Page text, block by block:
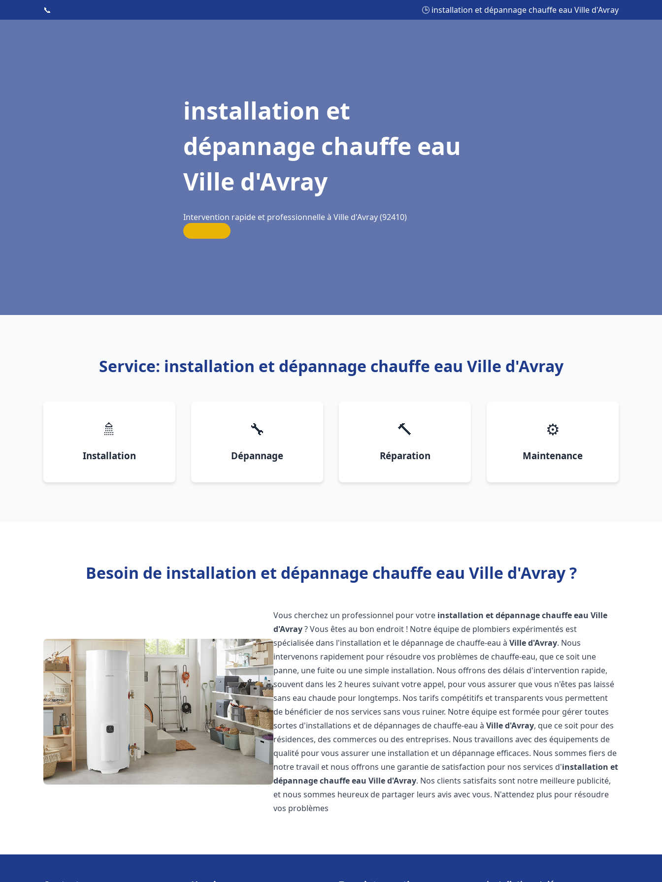
📞 🕒 installation et dépannage chauffe eau Ville d'Avray
installation et
dépannage chauffe eau
Ville d'Avray
Intervention rapide et professionnelle à Ville d'Avray (92410)
Service: installation et dépannage chauffe eau Ville d'Avray
🚿
Installation
🔧
Dépannage
🔨
Réparation
⚙️
Maintenance
Besoin de installation et dépannage chauffe eau Ville d'Avray ?
Vous cherchez un professionnel pour votre installation et dépannage chauffe eau Ville
d'Avray? Vous êtes au bon endroit ! Notre équipe de plombiers expérimentés est
spécialisée dans l'installation et le dépannage de chauffe-eau àVille d'Avray. Nous
intervenons rapidement pour résoudre vos problèmes de chauffe-eau, que ce soit une
panne, une fuite ou une simple installation. Nous offrons des délais d'intervention rapide,
souvent dans les 2 heures suivant votre appel, pour vous assurer que vous n'êtes pas laissé
sans eau chaude pour longtemps. Nos tarifs compétitifs et transparents vous permettent
de bénéficier de nos services sans vous ruiner. Notre équipe est formée pour gérer toutes
sortes d'installations et de dépannages de chauffe-eau àVille d'Avray, que ce soit pour des
résidences, des commerces ou des entreprises. Nous travaillons avec des équipements de
qualité pour vous assurer une installation et un dépannage efficaces. Nous sommes fiers de
notre travail et nous offrons une garantie de satisfaction pour nos services d'installation et
dépannage chauffe eau Ville d'Avray. Nos clients satisfaits sont notre meilleure publicité,
et nous sommes heureux de partager leurs avis avec vous. N'attendez plus pour résoudre
vos problèmes